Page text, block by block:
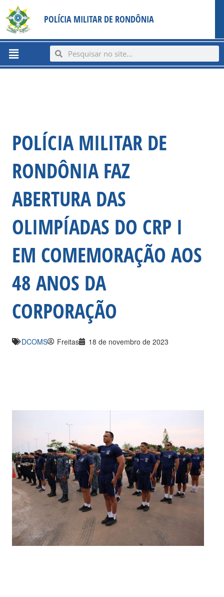
content
para
conteúdo
POLÍCIA MILITAR DE RONDÔNIA
Menu SearchSearch
POLÍCIA MILITAR DE
RONDÔNIA FAZ
ABERTURA DAS
OLIMPÍADAS DO CRP I
EM COMEMORAÇÃO AOS
48 ANOS DA
CORPORAÇÃO
DCOMS Freitas 18 de novembro de 2023